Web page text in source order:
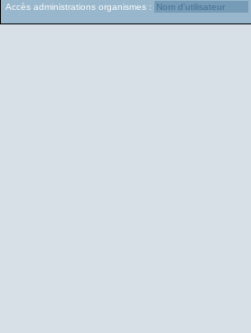
Accès administrations organismes :